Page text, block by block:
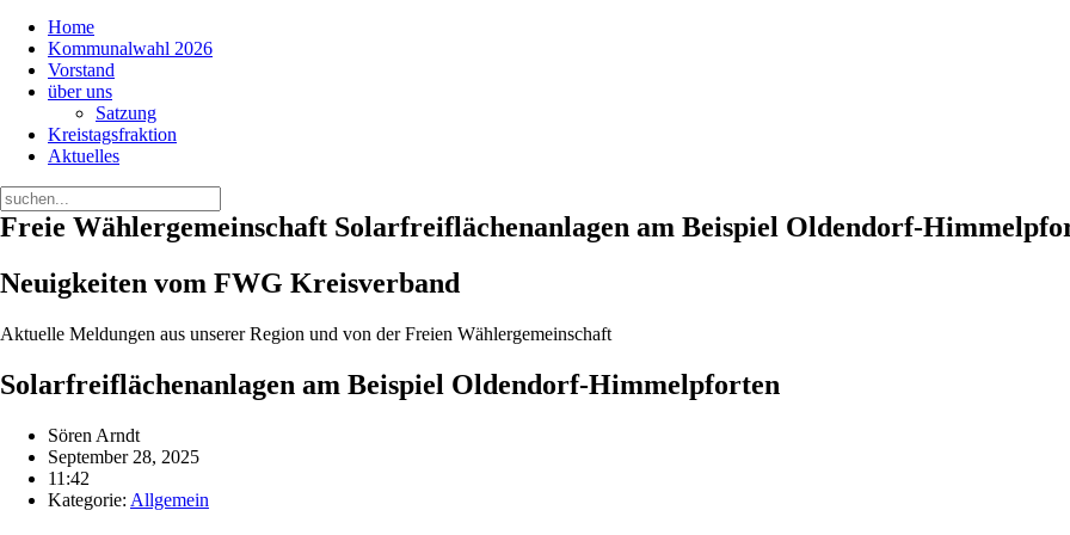
Home
Kommunalwahl 2026
Vorstand
über uns
Satzung
Kreistagsfraktion
Aktuelles
Freie Wählergemeinschaft Solarfreiflächenanlagen am Beispiel Oldendorf-
Neuigkeiten vom FWG Kreisverband
Aktuelle Meldungen aus unserer Region und von der Freien Wählergemeinschaft
Solarfreiflächenanlagen am Beispiel Oldendorf-Himmelpforten
Sören Arndt
September 28, 2025
11:42
Kategorie: Allgemein